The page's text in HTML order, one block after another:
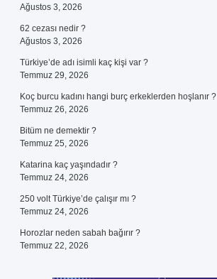
Ağustos 3, 2026
62 cezası nedir ?
Ağustos 3, 2026
Türkiye’de adı isimli kaç kişi var ?
Temmuz 29, 2026
Koç burcu kadını hangi burç erkeklerden hoşlanır ?
Temmuz 26, 2026
Bitüm ne demektir ?
Temmuz 25, 2026
Katarina kaç yaşındadır ?
Temmuz 24, 2026
250 volt Türkiye’de çalışır mı ?
Temmuz 24, 2026
Horozlar neden sabah bağırır ?
Temmuz 22, 2026